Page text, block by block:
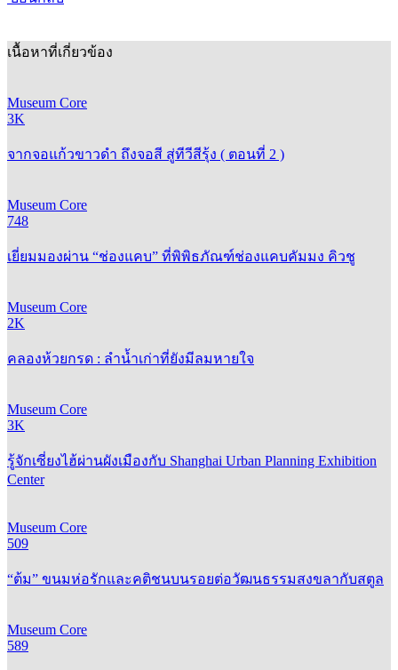
3K
จากจอแก้วขาวดำ ถึงจอสี สู่ทีวีสีรุ้ง ( ตอนที่ 2 )
748
เยี่ยมมองผ่าน “ช่องแคบ” ที่พิพิธภัณฑ์ช่องแคบคัมมง คิวชู
2K
คลองห้วยกรด : ลำน้ำเก่าที่ยังมีลมหายใจ
3K
รู้จักเซี่ยงไฮ้ผ่านผังเมืองกับ Shanghai Urban Planning Exhibition
Center
509
“ต้ม” ขนมห่อรักและคติชนบนรอยต่อวัฒนธรรมสงขลากับสตูล
589
จากความไร้ประสบการณ์สู่ความเข้าใจ: สงครามใน South